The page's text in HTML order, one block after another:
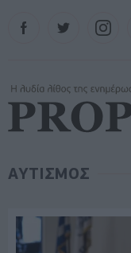
Instagram
ΑΥΤΙΣΜΟΣ